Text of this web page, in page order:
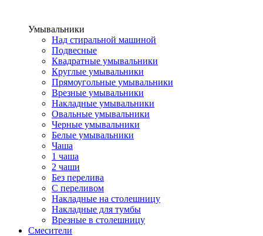
Умывальники
Над стиральной машиной
Подвесные
Квадратные умывальники
Круглые умывальники
Прямоугольные умывальники
Врезные умывальники
Накладные умывальники
Овальные умывальники
Черные умывальники
Белые умывальники
Чаша
1 чаша
2 чаши
Без перелива
С переливом
Накладные на столешницу
Накладные для тумбы
Врезные в столешницу
Смесители